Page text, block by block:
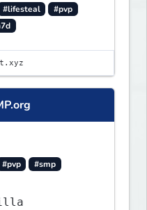
#lifesteal
#pvp
#pvp
#smp